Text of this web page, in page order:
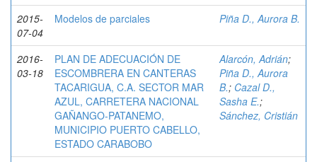
2015-
07-04
Modelos de parciales Piña D., Aurora B.
2016-
03-18
PLAN DE ADECUACIÓN DE
ESCOMBRERA EN CANTERAS
TACARIGUA, C.A. SECTOR MAR
AZUL, CARRETERA NACIONAL
GAÑANGO-PATANEMO,
MUNICIPIO PUERTO CABELLO,
ESTADO CARABOBO
Alarcón, Adrián;
Piña D., Aurora
B.; Cazal D.,
Sasha E.;
Sánchez, Cristián